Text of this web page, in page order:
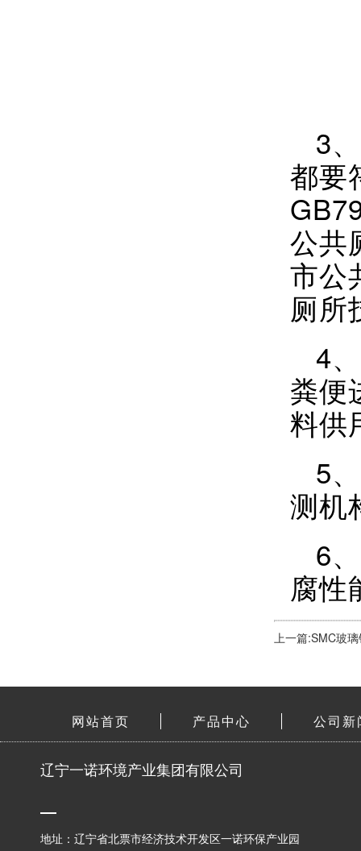
3
都要
公共
市公
厕所
4
粪便
料供
5、
测机
6
腐性
上一篇:SMC玻
网站首页 产品中心 公司新
辽宁一诺环境产业集团有限公司
地址：辽宁省北票市经济技术开发区一诺环保产业园